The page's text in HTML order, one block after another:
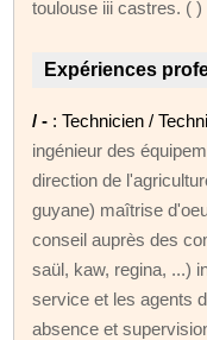
toulouse iii castres. ( )
Expériences
/ - : Technicien /
ingénieur des
direction de
guyane) maîtrise
conseil auprès des
saül, kaw, regina, ...)
service et les agents
absence et